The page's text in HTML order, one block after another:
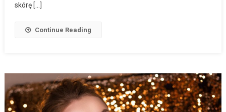
skórę […]
Continue Reading